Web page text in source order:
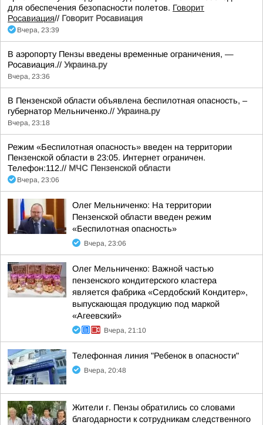
для обеспечения безопасности полетов. Говорит
Росавиация// Говорит Росавиация
Вчера, 23:39
В аэропорту Пензы введены временные ограничения, —
Росавиация.// Украина.ру
Вчера, 23:36
В Пензенской области объявлена беспилотная опасность, –
губернатор Мельниченко.// Украина.ру
Вчера, 23:18
Режим «Беспилотная опасность» введен на территории
Пензенской области в 23:05. Интернет ограничен.
Телефон:112.// МЧС Пензенской области
Вчера, 23:06
Олег Мельниченко: На территории
Пензенской области введен режим
«Беспилотная опасность»
Вчера, 23:06
Олег Мельниченко: Важной частью
пензенского кондитерского кластера
является фабрика «Сердобский Кондитер»,
выпускающая продукцию под маркой
«Агеевский»
Вчера, 21:10
Телефонная линия "Ребенок в опасности"
Вчера, 20:48
Жители г. Пензы обратились со словами
благодарности к сотрудникам следственного